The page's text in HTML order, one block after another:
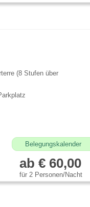
(8 Stufen über
Belegungskalender
ab € 60,00
für 2 Personen/Nacht